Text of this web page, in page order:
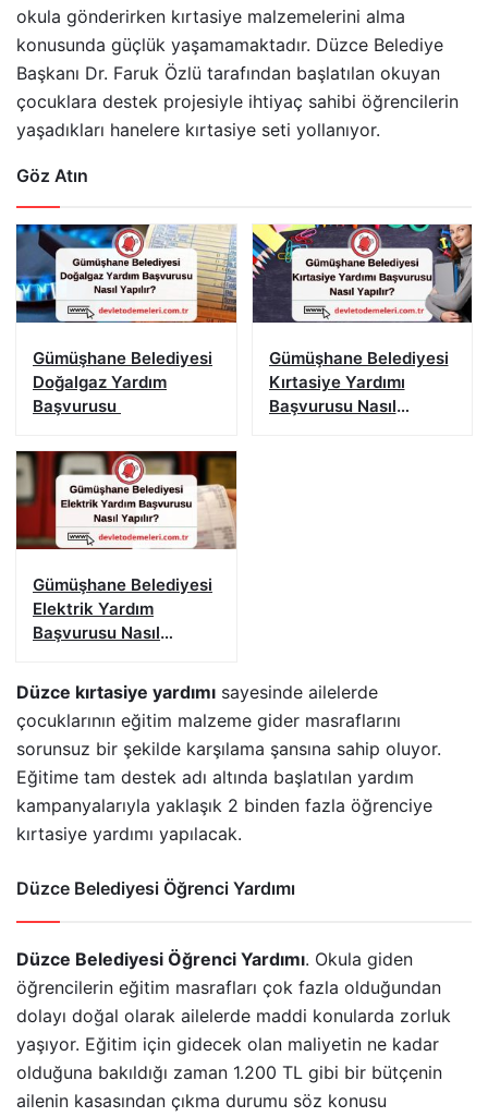
okula gönderirken kırtasiye malzemelerini alma
konusunda güçlük yaşamamaktadır. Düzce Belediye
Başkanı Dr. Faruk Özlü tarafından başlatılan okuyan
çocuklara destek projesiyle ihtiyaç sahibi öğrencilerin
yaşadıkları hanelere kırtasiye seti yollanıyor.
Göz Atın
Gümüşhane Belediyesi
Doğalgaz Yardım
Başvurusu
Gümüşhane Belediyesi
Kırtasiye Yardımı
Başvurusu Nasıl
Gümüşhane Belediyesi
Elektrik Yardım
Başvurusu Nasıl
Düzce kırtasiye yardımı sayesinde ailelerde
çocuklarının eğitim malzeme gider masraflarını
sorunsuz bir şekilde karşılama şansına sahip oluyor.
Eğitime tam destek adı altında başlatılan yardım
kampanyalarıyla yaklaşık 2 binden fazla öğrenciye
kırtasiye yardımı yapılacak.
Düzce Belediyesi Öğrenci Yardımı
Düzce Belediyesi Öğrenci Yardımı. Okula giden
öğrencilerin eğitim masrafları çok fazla olduğundan
dolayı doğal olarak ailelerde maddi konularda zorluk
yaşıyor. Eğitim için gidecek olan maliyetin ne kadar
olduğuna bakıldığı zaman 1.200 TL gibi bir bütçenin
ailenin kasasından çıkma durumu söz konusu